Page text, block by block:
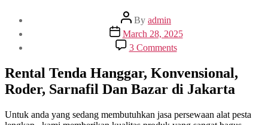
Post
author
By admin
Post
date
March 28, 2025
3 Commentson
Rental
Hanggar,
Konvensional,
Dan
Rental Tenda Hanggar, Konvensional,
Roder, Sarnafil Dan Bazar di Jakarta
Untuk anda yang sedang membutuhkan jasa persewaan alat pesta